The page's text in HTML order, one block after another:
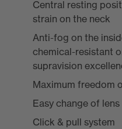
Central resting
strain on the neck
Anti-fog on the
chemical-resistant
supravision
Maximum freedom
Easy change of lens
Click & pull system